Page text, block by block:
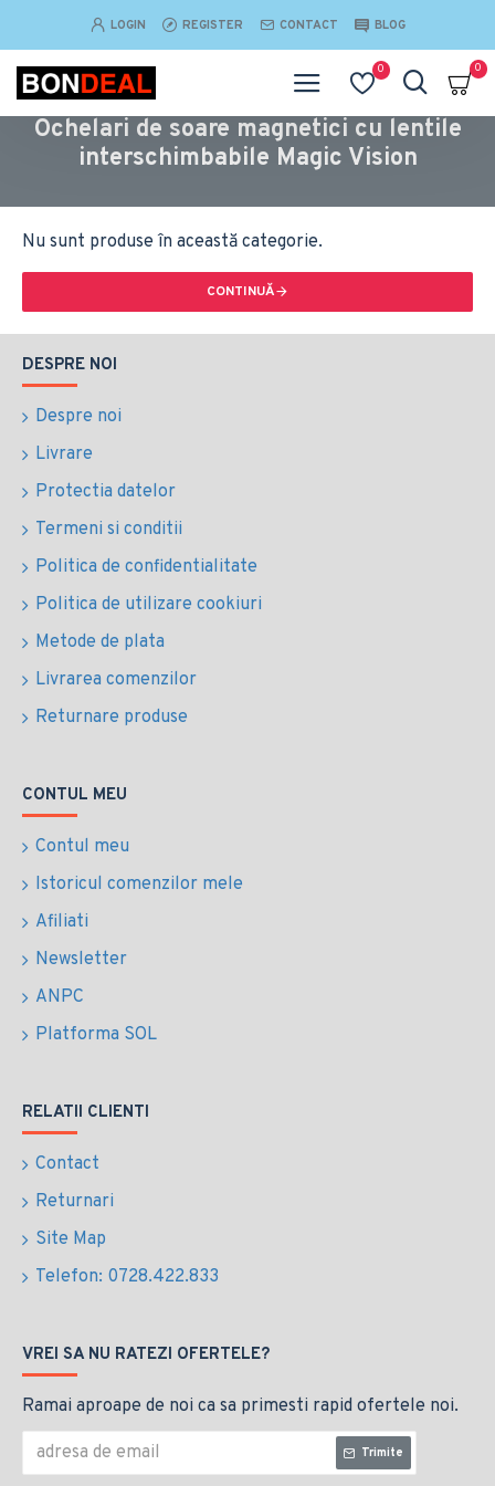
LOGIN REGISTER CONTACT BLOG
0 0
Ochelari de soare magnetici cu lentile
interschimbabile Magic Vision
Nu sunt produse în această categorie.
CONTINUĂ
DESPRE NOI
Despre noi
Livrare
Protectia datelor
Termeni si conditii
Politica de confidentialitate
Politica de utilizare cookiuri
Metode de plata
Livrarea comenzilor
Returnare produse
CONTUL MEU
Contul meu
Istoricul comenzilor mele
Afiliati
Newsletter
ANPC
Platforma SOL
RELATII CLIENTI
Contact
Returnari
Site Map
Telefon: 0728.422.833
VREI SA NU RATEZI OFERTELE?
Ramai aproape de noi ca sa primesti rapid ofertele noi.
Trimite